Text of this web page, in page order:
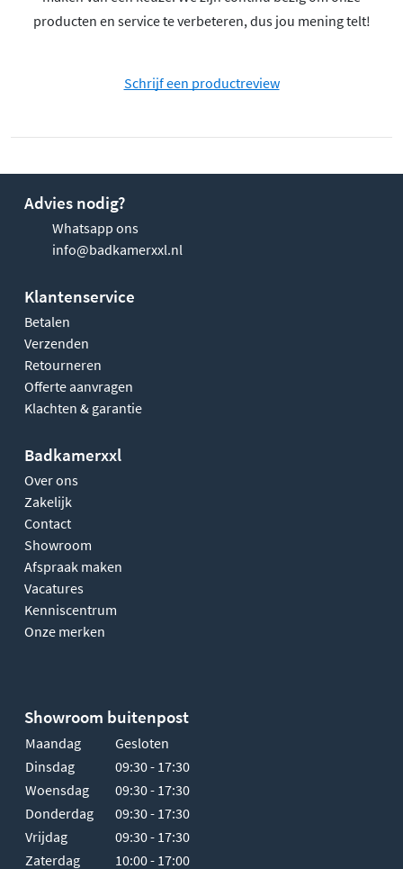
producten en service te verbeteren, dus jou mening telt!
Schrijf een productreview
Advies nodig?
Whatsapp ons
info@badkamerxxl.nl
Klantenservice
Betalen
Verzenden
Retourneren
Offerte aanvragen
Klachten & garantie
Badkamerxxl
Over ons
Zakelijk
Contact
Showroom
Afspraak maken
Vacatures
Kenniscentrum
Onze merken
Showroom buitenpost
Maandag
Gesloten
Dinsdag
09:30 - 17:30
Woensdag
09:30 - 17:30
Donderdag
09:30 - 17:30
Vrijdag
09:30 - 17:30
Zaterdag
10:00 - 17:00